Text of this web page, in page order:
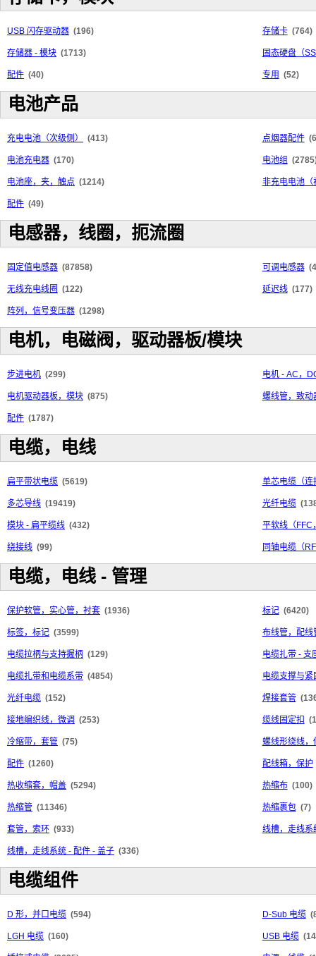
USB 闪存驱动器 (196) 存储卡 (764)
存储器 - 模块 (1713) 固态硬盘（
配件 (40) 专用 (52)
电池产品
充电电池（次级侧） (413) 点烟器配件
电池充电器 (170) 电池组
电池座，夹，触点 (1214) 非充电电池（
配件 (49)
电感器，线圈，扼流圈
固定值电感器 (87858) 可调电感器
无线充电线圈 (122) 延迟线 (177)
阵列，信号变压器 (1298)
电机，电磁阀，驱动器板/模块
步进电机 (299) 电机 - AC，
电机驱动器板，模块 (875) 螺线管，致动
配件 (1787)
电缆，电线
扁平带状电缆 (5619) 单芯电缆（连
多芯导线 (19419) 光纤电缆
模块 - 扁平缆线 (432) 平软线（FFC
绕接线 (99) 同轴电缆（
电缆，电线 - 管理
保护软管，实心管，衬套 (1936) 标记 (6420)
标签，标记 (3599) 布线管，配线
电缆拉柄与支持握柄 (129) 电缆扎带 - 支
电缆扎带和电缆系带 (4854) 电缆支撑与紧
光纤电缆 (152) 焊接套管
接地编织线，微调 (253) 缆线固定扣
冷缩带，套管 (75) 螺线形绕线，
配件 (1260) 配线箱，保护
热收缩套，帽盖 (5294) 热缩布 (100)
热缩管 (11346) 热缩裹包 (7)
套管，索环 (933) 线槽，走线系
线槽，走线系统 - 配件 - 盖子 (336)
电缆组件
D 形，并口电缆 (594) D-Sub 电缆
LGH 电缆 (160) USB 电缆